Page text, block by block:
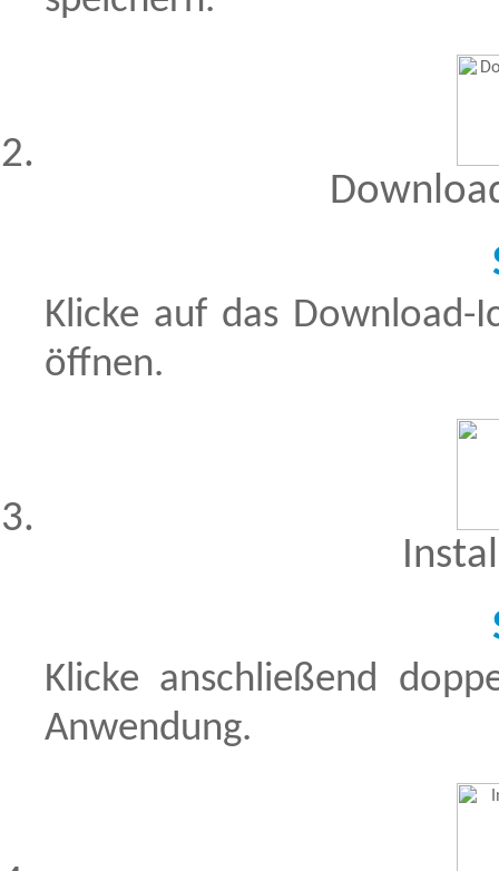
Klicke auf das Download-
öffnen.
Klicke anschließend
Anwendung.